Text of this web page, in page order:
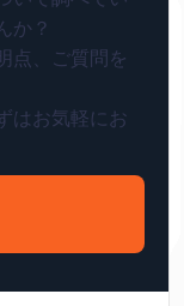
か？
点、ご質問を
はお気軽にお